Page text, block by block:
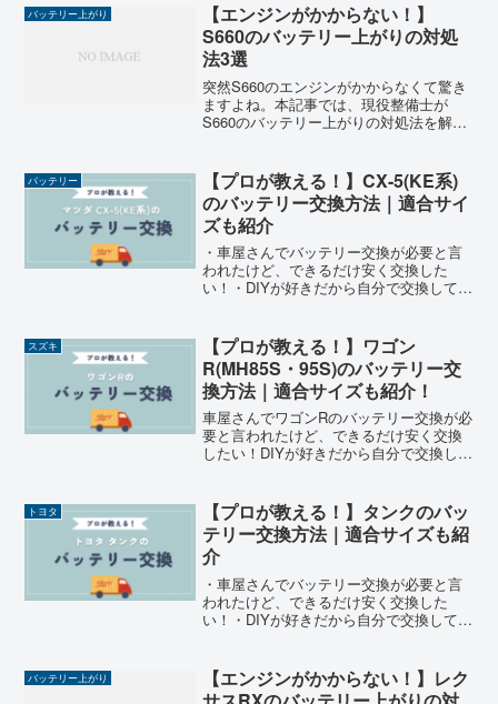
バッテリー上がり
【エンジンがかからない！】
S660のバッテリー上がりの対処
法3選
突然S660のエンジンがかからなくて驚き
ますよね。本記事では、現役整備士が
S660のバッテリー上がりの対処法を解説
バッテリー
【プロが教える！】CX-5(KE系)
のバッテリー交換方法｜適合サイ
ズも紹介
・車屋さんでバッテリー交換が必要と言
われたけど、できるだけ安く交換した
い！・DIYが好きだから自分で交換してみ
で、現役整備士のまるきゅうがCX-5(KE
系)のバッテリー交換を安くする方法を解
説します。
スズキ
【プロが教える！】ワゴン
R(MH85S・95S)のバッテリー交
換方法｜適合サイズも紹介！
車屋さんでワゴンRのバッテリー交換が必
要と言われたけど、できるだけ安く交換
したい！DIYが好きだから自分で交換して
い！車屋さんでもらうバッテリー交換の
見積もりって高す...
トヨタ
【プロが教える！】タンクのバッ
テリー交換方法｜適合サイズも紹
介
・車屋さんでバッテリー交換が必要と言
われたけど、できるだけ安く交換した
い！・DIYが好きだから自分で交換してみ
で、現役整備士のまるきゅうがタンクの
バッテリー交換を安くする方法を解説し
バッテリー上がり
【エンジンがかからない！】レク